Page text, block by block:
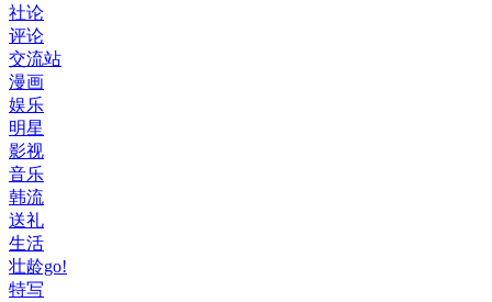
社论
评论
交流站
漫画
娱乐
明星
影视
音乐
韩流
送礼
生活
壮龄go!
特写